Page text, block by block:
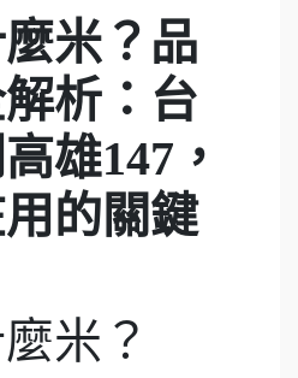
米？品
析：台
雄147，
的關鍵
米？